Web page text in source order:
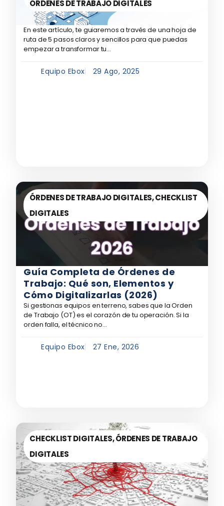
ÓRDENES DE TRABAJO DIGITALES
En este artículo, te guiaremos a través de una hoja de
ruta de 5 pasos claros y sencillos para que puedas
empezar a transformar tu...
Equipo Ebox 29 Ago, 2025
ÓRDENES DE TRABAJO DIGITALES,CHECKLIST
DIGITALES
Guía Completa de Órdenes de
Trabajo: Qué son, Elementos y
Cómo Digitalizarlas (2026)
Si gestionas equipos en terreno, sabes que la Orden
de Trabajo (OT) es el corazón de tu operación. Si la
orden falla, el técnico no...
Equipo Ebox 27 Ene, 2026
CHECKLIST DIGITALES,ÓRDENES DE TRABAJO
DIGITALES